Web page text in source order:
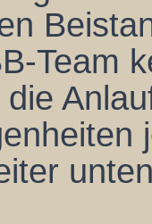
Team